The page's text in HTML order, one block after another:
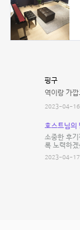
핑구
역이랑 가
2023-04-16
호스트님의
소중한 후
록 노력하
2023-04-17